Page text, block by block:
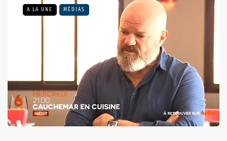
A LA UNE MÉDIAS